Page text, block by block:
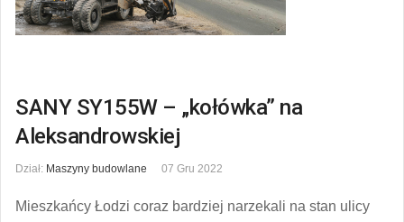
SANY SY155W – „kołówka” na
Aleksandrowskiej
Dział: Maszyny budowlane 07 Gru 2022
Mieszkańcy Łodzi coraz bardziej narzekali na stan ulicy